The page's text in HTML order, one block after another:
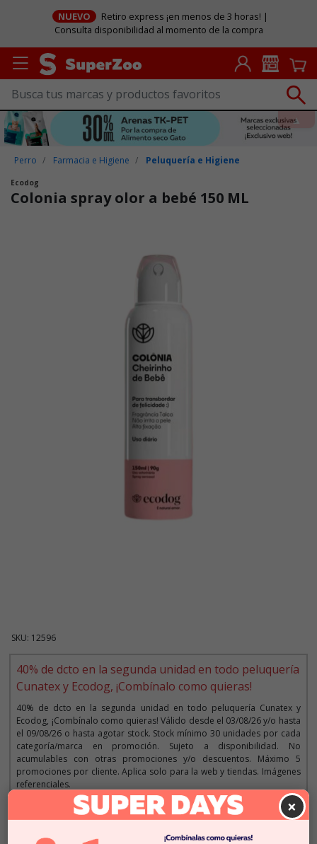
NUEVO
Retiro express ¡en menos de 3 horas! |
Consulta disponibilidad al momento de la compra
Perro Farmacia e Higiene Peluquería e Higiene
Ecodog
Colonia spray olor a bebé 150 ML
SKU: 12596
40% de dcto en la segunda unidad en todo peluquería
Cunatex y Ecodog, ¡Combínalo como quieras!
40% de dcto en la segunda unidad en todo peluquería Cunatex y
Ecodog, ¡Combínalo como quieras! Válido desde el 03/08/26 y/o hasta
el 09/08/26 o hasta agotar stock. Stock mínimo 30 unidades por cada
categoría/marca en promoción. Sujeto a disponibilidad. No
acumulables con otras promociones y/o descuentos. Máximo 5
promociones por cliente. Aplica solo para la web y tiendas. Imágenes
referenciales.
Descripción
×